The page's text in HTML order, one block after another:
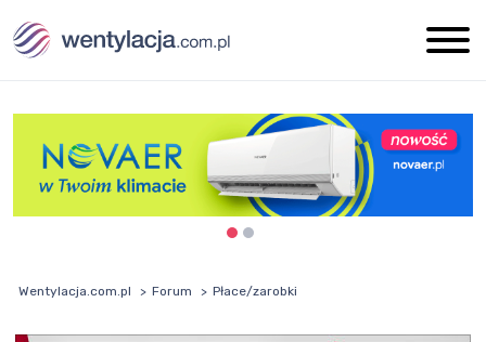
Wentylacja.com.pl Forum Płace/zarobki